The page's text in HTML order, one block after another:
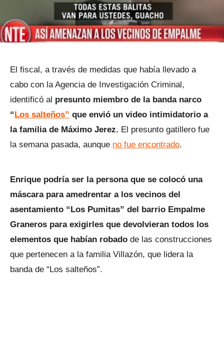
El fiscal, a través de medidas que había llevado a
cabo con la Agencia de Investigación Criminal,
identificó al presunto miembro de la banda narco
“Los salteños” que envió un video intimidatorio a
la familia de Máximo Jerez. El presunto gatillero fue
la semana pasada, aunque no fue encontrado.
Enrique podría ser la persona que se colocó una
máscara para amedrentar a los vecinos del
asentamiento “Los Pumitas” del barrio Empalme
Graneros para exigirles que devolvieran todos los
elementos que habían robado de las construcciones
que pertenecen a la familia Villazón, que lidera la
banda de “Los salteños”.